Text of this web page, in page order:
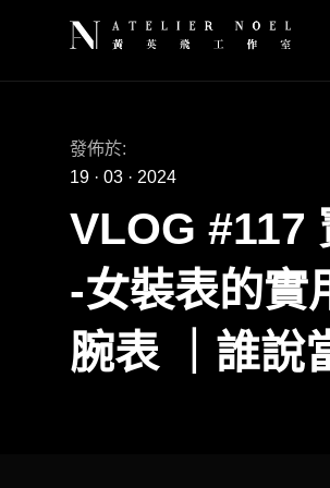
發佈於:
19 · 03 · 2024
VLOG #117
-女裝表的實
腕表 ｜誰說